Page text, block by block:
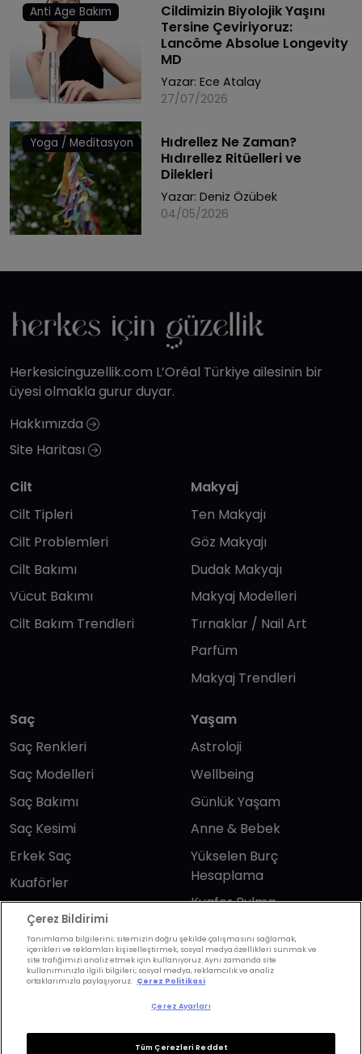
Anti Age Bakım
Cildimizin Biyolojik Yaşını
Tersine Çeviriyoruz:
Lancôme Absolue Longevity
MD
Yazar: Ece Atalay
27/07/2026
Yoga / Meditasyon
Hıdrellez Ne Zaman?
Hıdırellez Ritüelleri ve
Dilekleri
Yazar: Deniz Özübek
04/05/2026
Herkesicinguzellik.com L’Oréal Türkiye ailesinin bir
üyesi olmakla gurur duyar.
Hakkımızda
Site Haritası
Cilt
Cilt Tipleri
Cilt Problemleri
Cilt Bakımı
Vücut Bakımı
Cilt Bakım Trendleri
Makyaj
Ten Makyajı
Göz Makyajı
Dudak Makyajı
Makyaj Modelleri
Tırnaklar / Nail Art
Parfüm
Makyaj Trendleri
Saç
Saç Renkleri
Saç Modelleri
Saç Bakımı
Saç Kesimi
Erkek Saç
Kuaförler
Saç Trendleri
Yaşam
Astroloji
Wellbeing
Günlük Yaşam
Anne & Bebek
Yükselen Burç
Hesaplama
Kuafor Bulma
Bizi takip edin
Çerez Bildirimi
Tanımlama bilgilerini; sitemizin doğru şekilde çalışmasını sağlamak,
içerikleri ve reklamları kişiselleştirmek, sosyal medya özellikleri sunmak ve
site trafiğimizi analiz etmek için kullanıyoruz. Aynı zamanda site
kullanımınızla ilgili bilgileri; sosyal medya, reklamcılık ve analiz
ortaklarımızla paylaşıyoruz. Çerez Politikasi
Çerez Ayarları
Tüm Çerezleri Reddet